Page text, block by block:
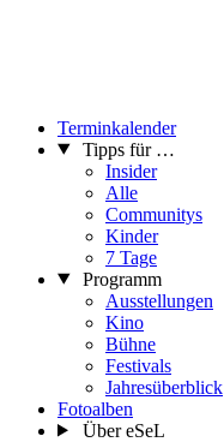
Terminkalender
Tipps für …
Insider
Alle
Communitys
Kinder
7 Tage
Programm
Ausstellungen
Kino
Bühne
Festivals
Jahresüberblick
Fotoalben
Über eSeL